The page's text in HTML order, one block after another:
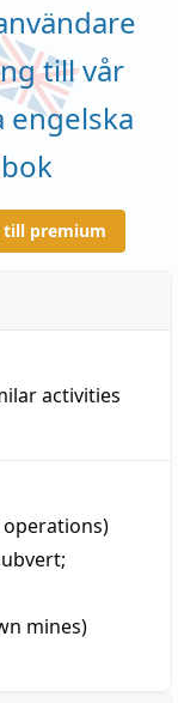
till vår
engelska
till premium
activities
;
mines)